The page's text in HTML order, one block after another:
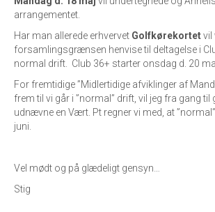
arrangementet.
Har man allerede erhvervet Golfkørekortetvil
forsamlingsgrænsen henvise til deltagelse i
normal drift. Club 36+ starter onsdag d. 20
For fremtidige ”Midlertidige afviklinger af
frem til vi går i ”normal” drift, vil jeg fra gang
udnævne en Vært. Pt regner vi med, at
juni.
Vel mødt og på glædeligt gensyn…
Stig